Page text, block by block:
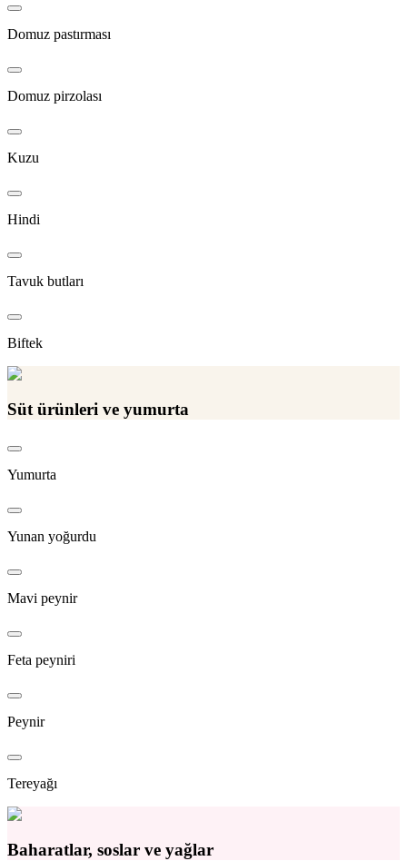
Domuz pastırması
Domuz pirzolası
Kuzu
Hindi
Tavuk butları
Biftek
Süt ürünleri ve yumurta
Yumurta
Yunan yoğurdu
Mavi peynir
Feta peyniri
Peynir
Tereyağı
Baharatlar, soslar ve yağlar